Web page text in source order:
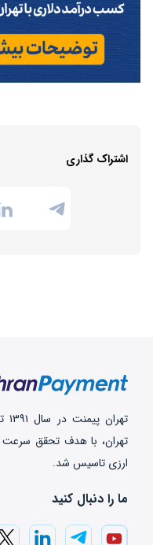
اشتراک گذاری
تهران، با هدف تحقق سرعت
ارزی تاسیس شد.
ما را دنبال کنید